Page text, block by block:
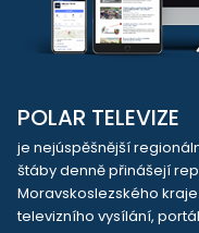
POLAR TELEVIZE
je nejúspěšnější
štáby denně přinášejí
Moravskoslezského
televizního vysílání,